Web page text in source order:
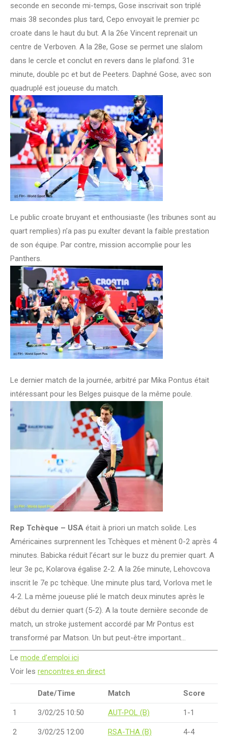
seconde en seconde mi-temps, Gose inscrivait son triplé
mais 38 secondes plus tard, Cepo envoyait le premier pc
croate dans le haut du but. A la 26e Vincent reprenait un
centre de Verboven. A la 28e, Gose se permet une slalom
dans le cercle et conclut en revers dans le plafond. 31e
minute, double pc et but de Peeters. Daphné Gose, avec son
quadruplé est joueuse du match.
Le public croate bruyant et enthousiaste (les tribunes sont au
quart remplies) n’a pas pu exulter devant la faible prestation
de son équipe. Par contre, mission accomplie pour les
Panthers.
Le dernier match de la journée, arbitré par Mika Pontus était
intéressant pour les Belges puisque de la même poule.
Rep Tchèque – USA était à priori un match solide. Les
Américaines surprennent les Tchèques et mènent 0-2 après 4
minutes. Babicka réduit l’écart sur le buzz du premier quart. A
leur 3e pc, Kolarova égalise 2-2. A la 26e minute, Lehovcova
inscrit le 7e pc tchèque. Une minute plus tard, Vorlova met le
4-2. La même joueuse plié le match deux minutes après le
début du dernier quart (5-2). A la toute dernière seconde de
match, un stroke justement accordé par Mr Pontus est
transformé par Matson. Un but peut-être important…
Le mode d’emploi ici
Voir les rencontres en direct
Date/Time Match Score
1 3/02/25 10:50 AUT-POL (B) 1-1
2 3/02/25 12:00 RSA-THA (B) 4-4